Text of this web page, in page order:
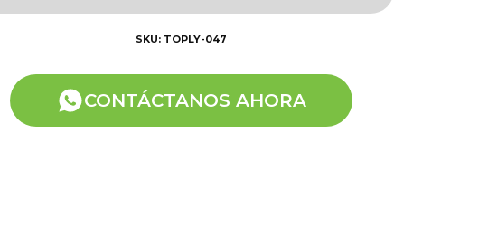
SKU: TOPLY-047
CONTÁCTANOS AHORA